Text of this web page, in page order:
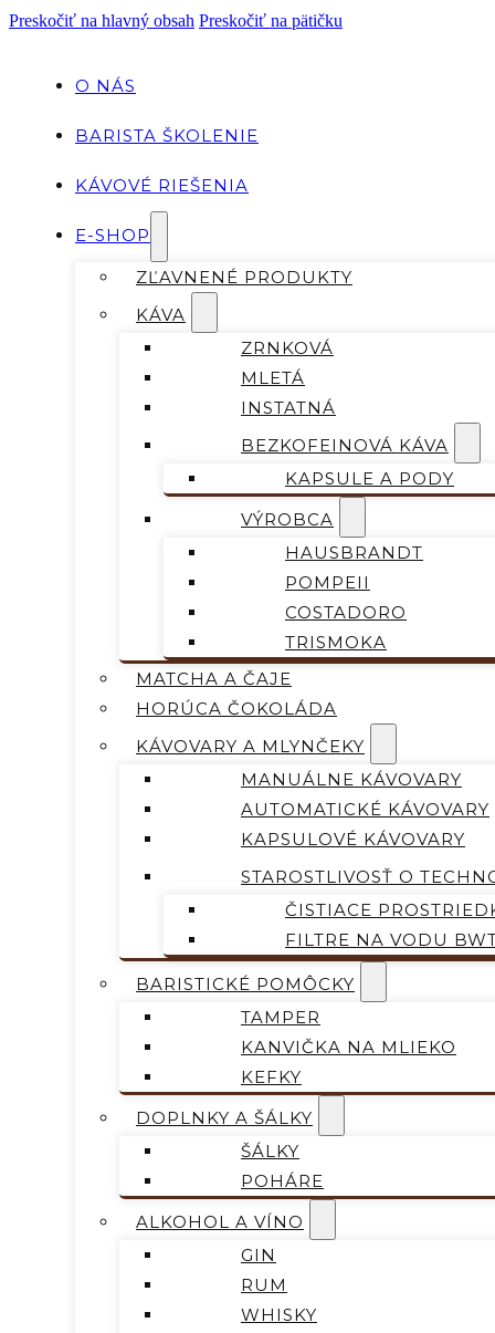
Preskočiť na hlavný obsah Preskočiť na pätičku
O NÁS
BARISTA ŠKOLENIE
KÁVOVÉ RIEŠENIA
E-SHOP
ZĽAVNENÉ PRODUKTY
KÁVA
ZRNKOVÁ
MLETÁ
INSTATNÁ
BEZKOFEINOVÁ KÁVA
KAPSULE A PODY
VÝROBCA
HAUSBRANDT
POMPEII
COSTADORO
TRISMOKA
MATCHA A ČAJE
HORÚCA ČOKOLÁDA
KÁVOVARY A MLYNČEKY
MANUÁLNE KÁVOVARY
AUTOMATICKÉ KÁVOVARY
KAPSULOVÉ KÁVOVARY
STAROSTLIVOSŤ O
ČISTIACE
FILTRE NA VODU
BARISTICKÉ POMÔCKY
TAMPER
KANVIČKA NA MLIEKO
KEFKY
DOPLNKY A ŠÁLKY
ŠÁLKY
POHÁRE
ALKOHOL A VÍNO
GIN
RUM
WHISKY